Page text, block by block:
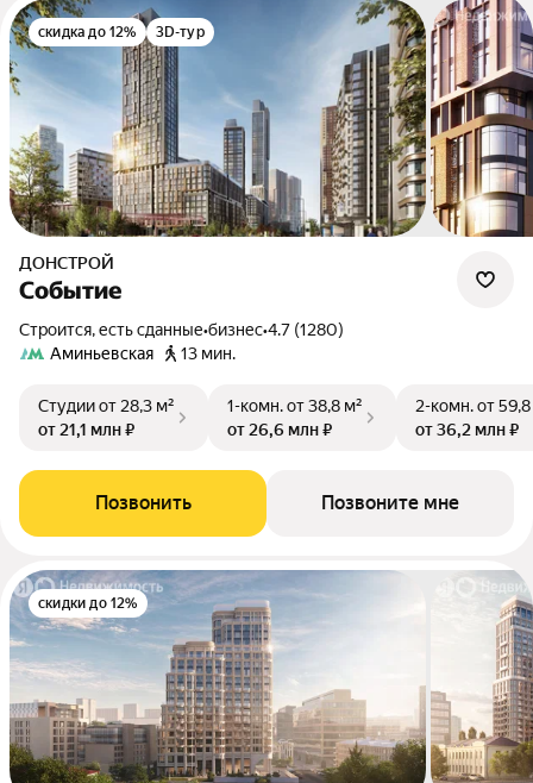
скидка до 12% 3D-тур
ДОНСТРОЙ
Событие
Строится, есть сданные•бизнес•4.7 (1280)
Аминьевская
13 мин.
Студииот 28,3 м²
от 21,1 млн ₽
1-комн.от 38,8 м²
от 26,6 млн ₽
2-комн.от
от 36,2 млн ₽
Позвонить Позвоните мне
скидки до 12%